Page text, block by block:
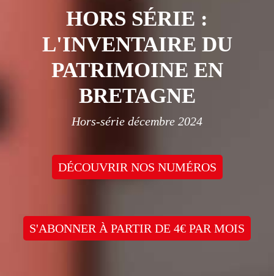
HORS SÉRIE :
L'INVENTAIRE DU
PATRIMOINE EN
BRETAGNE
Hors-série décembre 2024
DÉCOUVRIR NOS NUMÉROS
S'ABONNER À PARTIR DE 4€ PAR MOIS